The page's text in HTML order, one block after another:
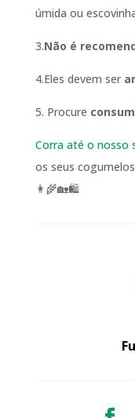
úmida ou
3.Não é
4.Eles devem ser
5. Procure
Corra até o nosso
os seus
👩‍🌾🏡🛍️